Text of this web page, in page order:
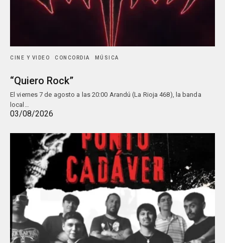
CINE Y VIDEO CONCORDIA MÚSICA
“Quiero Rock”
El viernes 7 de agosto a las 20:00 Arandú (La Rioja 468), la banda
local…
03/08/2026